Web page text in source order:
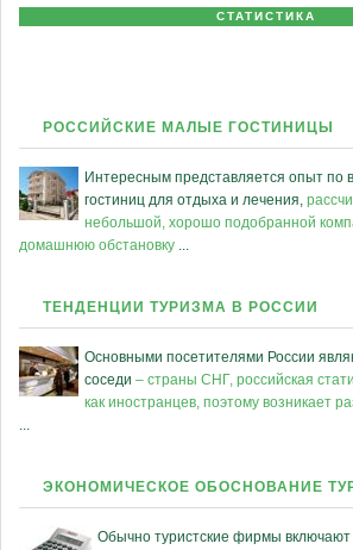
СТАТИСТИКА
РОССИЙСКИЕ МАЛЫЕ ГОСТИНИЦЫ
Интересным представляется опыт по
гостиниц для отдыха и лечения,
небольшой, хорошо подобранной
домашнюю обстановку ...
ТЕНДЕНЦИИ ТУРИЗМА В РОССИИ
Основными посетителями России
соседи – страны СНГ, российская
как иностранцев, поэтому возникает
...
ЭКОНОМИЧЕСКОЕ ОБОСНОВАНИЕ
Обычно туристские фирмы включают